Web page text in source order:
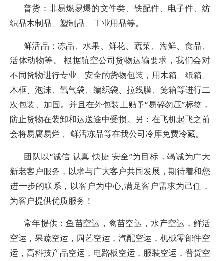
普货：非易燃易爆的文件类、铁配件、电子件、纺
织品木制品、塑制品、工业用品等。
鲜活品：冻品、水果、鲜花、蔬菜、海鲜、食品、
活体动物等。 根据航空公司货物运输要求，我们会对
不同货物进行专业、安全的货物包装，用木箱、纸箱、
木框、泡沫、氧气袋、编织袋、拉线膜、笼箱等进行二
次包装、加固。并且在外包装上贴予“易碎勿压”标签，
防止货物在装卸和运送途中受损。另：在飞机起飞之前
会将易腐易烂 、鲜活冻品等在我公司冷库免费冷藏。
团队以“诚信 认真 快捷 安全”为目标，竭诚为广大
新老客户服务，以求与广大客户共同发展，期待着和您
进一步的联系，以客户为中心,满足客户需求为己任，
为客户提供优质服务！
常年提供：鱼苗空运，禽苗空运，水产空运，鲜活
空运，果蔬空运，园艺空运，汽配空运，机械零部件空
运，高科技产品空运，电路板空运，服装空运，普货空